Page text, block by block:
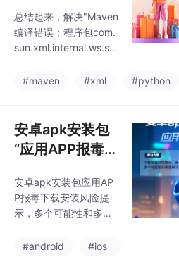
通过的用户才能访问。
在Linux系统中，可以使
用Apache WebDA
rnal.ws.spi不存
在
总结起来，解决"Maven
编译错误：程序包com.
sun.xml.internal.ws.spi
依赖关系、更新依赖版
理和重新构建以及参考
其他开发者的解决方
案。2.更新依赖版本：
了相关依赖项，但仍然
遇到编译错误，那么有
可能是因为依赖项的版
更新依赖项的版本，以
#maven #xml #python
安卓apk安装包
“应用APP报毒下
示”，多个可能性
的排查解决方
安卓apk安装包应用AP
P报毒下载安装风险提
示，多个可能性和多个
#android
#ios